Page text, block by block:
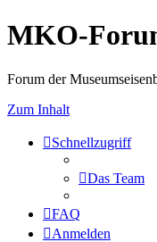
MKO-
Forum der
Zum Inhalt
Schnellzugriff
Das Team
FAQ
Anmelden